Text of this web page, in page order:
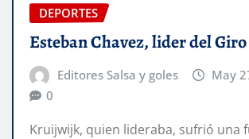
DEPORTES
Esteban Chavez, lider del
Editores Salsa y goles
May
0
Kruijwijk, quien lideraba, sufrió una